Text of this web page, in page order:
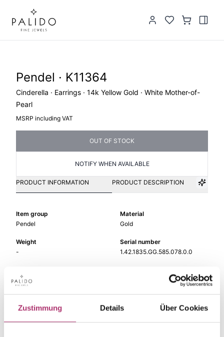
Zustimmung Details Über Cookies
Pendel · K11364
Cinderella · Earrings · 14k Yellow Gold · White Mother-of-
Pearl
MSRP including VAT
OUT OF STOCK
NOTIFY WHEN AVAILABLE
PRODUCT INFORMATION PRODUCT DESCRIPTION
Item group
Pendel
Material
Gold
Weight
-
Serial number
1.42.1835.GG.585.078.0.0
9010595703256
585
yellow gold